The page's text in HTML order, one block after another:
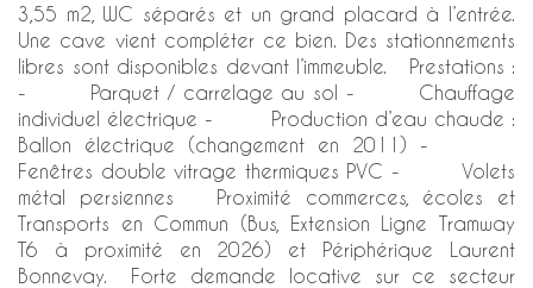
3,55 m2, WC séparés et un grand placard à l’entrée.
Une cave vient compléter ce bien. Des stationnements
libres sont disponibles devant l’immeuble. Prestations :
- Parquet / carrelage au sol - Chauffage
individuel électrique - Production d’eau chaude :
Ballon électrique (changement en 2011) -
Fenêtres double vitrage thermiques PVC - Volets
métal persiennes Proximité commerces, écoles et
Transports en Commun (Bus, Extension Ligne Tramway
T6 à proximité en 2026) et Périphérique Laurent
Bonnevay. Forte demande locative sur ce secteur